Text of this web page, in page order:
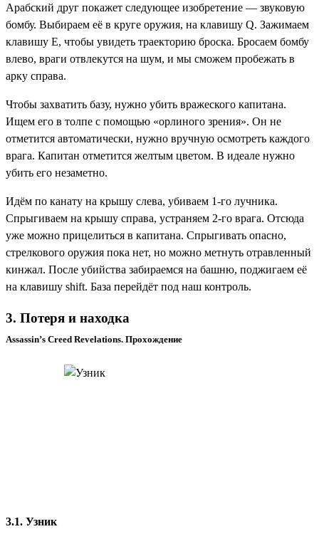
Арабский друг покажет следующее изобретение — звуковую
бомбу. Выбираем её в круге оружия, на клавишу Q. Зажимаем
клавишу E, чтобы увидеть траекторию броска. Бросаем бомбу
влево, враги отвлекутся на шум, и мы сможем пробежать в
арку справа.
Чтобы захватить базу, нужно убить вражеского капитана.
Ищем его в толпе с помощью «орлиного зрения». Он не
отметится автоматически, нужно вручную осмотреть каждого
врага. Капитан отметится желтым цветом. В идеале нужно
убить его незаметно.
Идём по канату на крышу слева, убиваем 1-го лучника.
Спрыгиваем на крышу справа, устраняем 2-го врага. Отсюда
уже можно прицелиться в капитана. Спрыгивать опасно,
стрелкового оружия пока нет, но можно метнуть отравленный
кинжал. После убийства забираемся на башню, поджигаем её
на клавишу shift. База перейдёт под наш контроль.
3. Потеря и находка
Assassin’s Creed Revelations. Прохождение
3.1. Узник